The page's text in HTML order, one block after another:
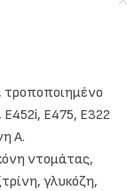
τροποποιημένο
E475, E322
Α.
ντομάτας,
γλυκόζη,